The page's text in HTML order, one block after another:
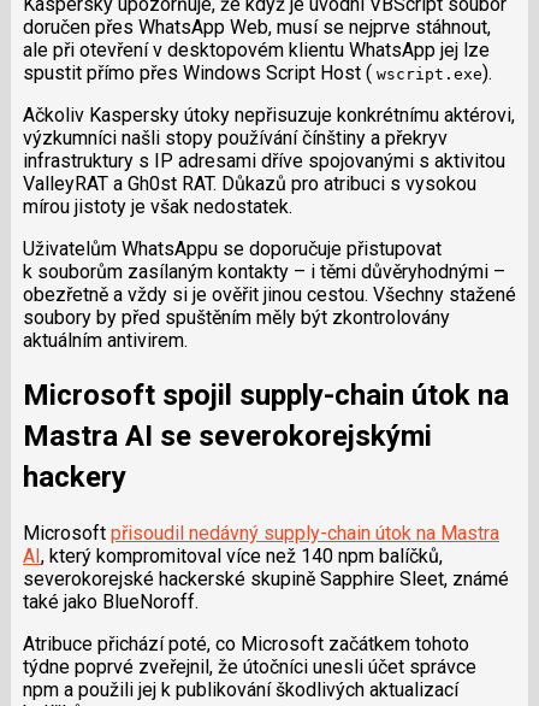
doručen přes WhatsApp Web, musí se nejprve stáhnout,
ale při otevření v desktopovém klientu WhatsApp jej lze
spustit přímo přes Windows Script Host ( wscript.exe).
Ačkoliv Kaspersky útoky nepřisuzuje konkrétnímu aktérovi,
výzkumníci našli stopy používání čínštiny a překryv
infrastruktury s IP adresami dříve spojovanými s aktivitou
ValleyRAT a Gh0st RAT. Důkazů pro atribuci s vysokou
mírou jistoty je však nedostatek.
Uživatelům WhatsAppu se doporučuje přistupovat
k souborům zasílaným kontakty – i těmi důvěryhodnými –
obezřetně a vždy si je ověřit jinou cestou. Všechny stažené
soubory by před spuštěním měly být zkontrolovány
aktuálním antivirem.
Microsoft spojil supply-chain útok na
Mastra AI se severokorejskými
hackery
Microsoft přisoudil nedávný supply-chain útok na Mastra
AI , který kompromitoval více než 140 npm balíčků,
severokorejské hackerské skupině Sapphire Sleet, známé
také jako BlueNoroff.
Atribuce přichází poté, co Microsoft začátkem tohoto
týdne poprvé zveřejnil, že útočníci unesli účet správce
npm a použili jej k publikování škodlivých aktualizací